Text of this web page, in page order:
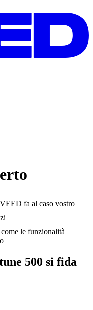
fa al caso vostro
le funzionalità
500 si fida